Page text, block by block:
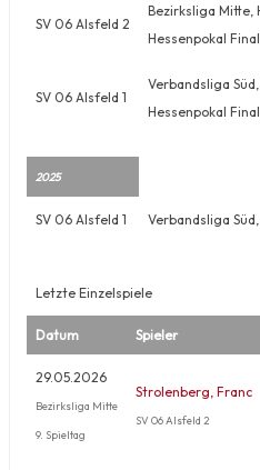
SV 06 Alsfeld 2
Bezirksliga Mitte,
Hessenpokal
SV 06 Alsfeld 1
Verbandsliga
Hessenpokal
2025
SV 06 Alsfeld 1 Verbandsliga
Letzte Einzelspiele
Datum Spieler
29.05.2026
Bezirksliga Mitte
9. Spieltag
Strolenberg, Franc
SV 06 Alsfeld 2